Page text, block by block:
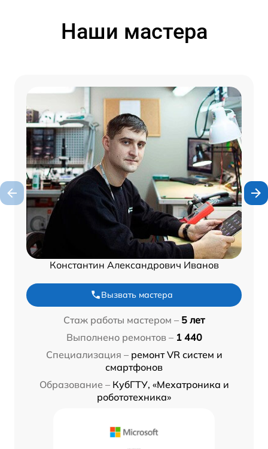
Наши мастера
Константин Александрович Иванов
Вызвать мастера
Стаж работы мастером – 5 лет
Выполнено ремонтов – 1 440
Специализация – ремонт VR систем и
смартфонов
Образование – КубГТУ, «Мехатроника и
робототехника»